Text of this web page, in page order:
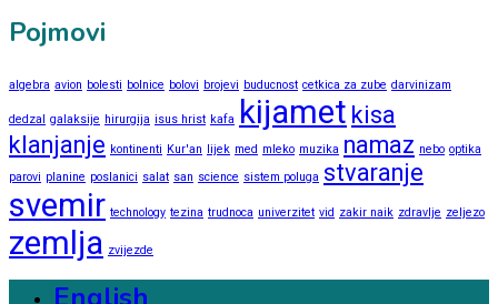
Pojmovi
algebra avion bolesti bolnice bolovi brojevi buducnost cetkica za zube darvinizam
dedzal galaksije hirurgija isus hrist kafa kijamet kisa
klanjanje kontinenti Kur'an lijek med mleko muzika namaz nebo optika
parovi planine poslanici salat san science sistem poluga stvaranje
svemir technology tezina trudnoca univerzitet vid zakir naik zdravlje zeljezo
zemlja zvijezde